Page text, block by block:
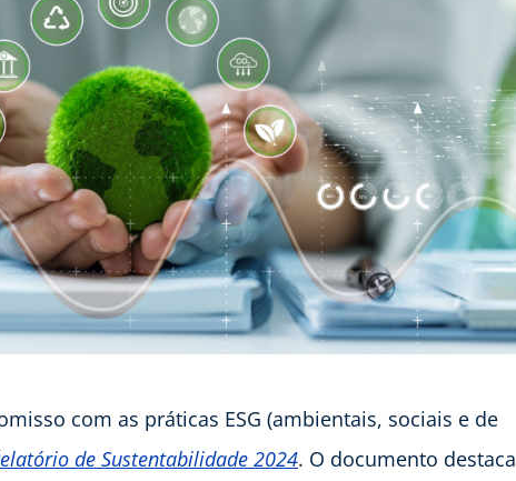
com as práticas ESG (ambientais, sociais e de
de Sustentabilidade 2024. O documento destaca